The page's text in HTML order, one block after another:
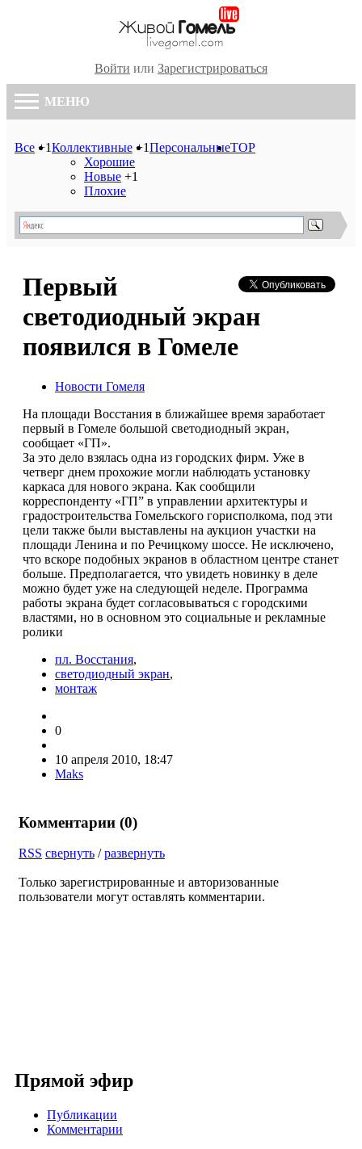
Войти или Зарегистрироваться
МЕНЮ
Все +1Коллективные +1
Хорошие
Новые +1
Плохие
ПерсональныеTOP
Первый
светодиодный экран
появился в Гомеле
Новости Гомеля
На площади Восстания в ближайшее время заработает
первый в Гомеле большой светодиодный экран,
сообщает «ГП».
За это дело взялась одна из городских фирм. Уже в
четверг днем прохожие могли наблюдать установку
каркаса для нового экрана. Как сообщили
корреспонденту «ГП” в управлении архитектуры и
градостроительства Гомельского горисполкома, под эти
цели также были выставлены на аукцион участки на
площади Ленина и по Речицкому шоссе. Не исключено,
что вскоре подобных экранов в областном центре станет
больше. Предполагается, что увидеть новинку в деле
можно будет уже на следующей неделе. Программа
работы экрана будет согласовываться с городскими
властями, но в основном это социальные и рекламные
ролики
пл. Восстания,
светодиодный экран,
монтаж
0
10 апреля 2010, 18:47
Maks
Комментарии (0)
RSS свернуть /развернуть
Только зарегистрированные и авторизованные
пользователи могут оставлять комментарии.
Прямой эфир
Публикации
Комментарии